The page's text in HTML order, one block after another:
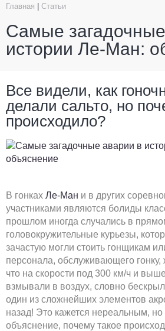
Главная Статьи
Самые
истории Ле-Ман:
Все видели, как
делали сальто, но
происходило?
В гонках Ле-Ман и в других
участниками являются болиды
прошлом иногда случались в
головокружительные курьезы,
зачастую могли стоить гонщикам
персонала, обслуживающего гонку,
что на скорости под 300 км/ч и
взмывали в воздух, словно
один из сложнейших элементов
назад! Это кажется нереальным, но
объяснение, почему такое